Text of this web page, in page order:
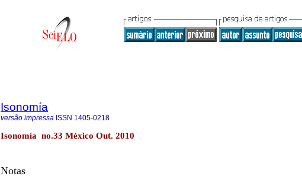
Isonomía
versão impressa ISSN 1405-0218
Isonomía no.33 México Out. 2010
Notas